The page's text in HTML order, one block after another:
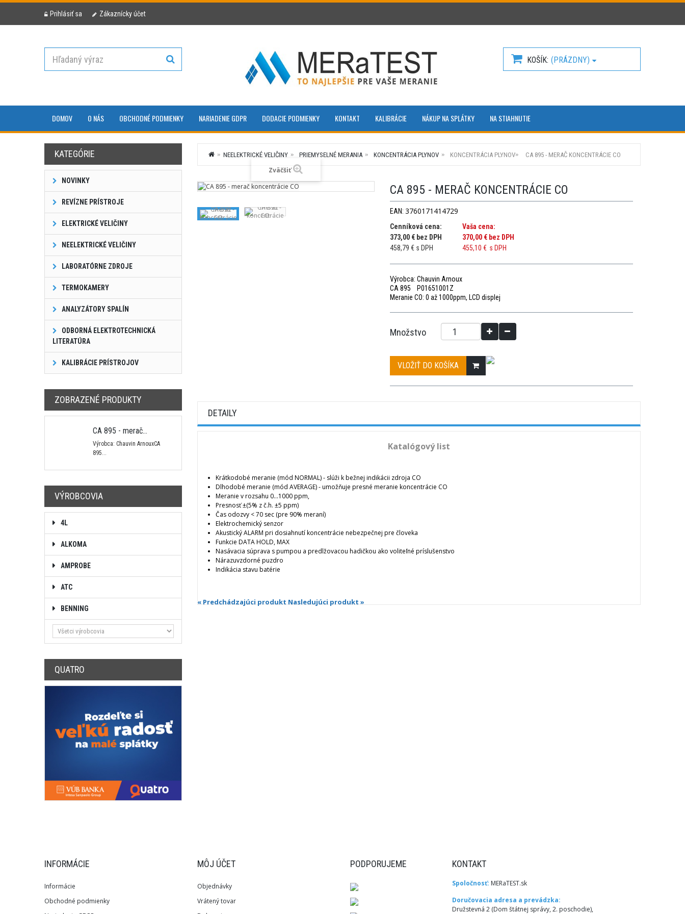
Prihlásiť sa Zákaznícky účet
KOŠÍK (PRÁZDNY)
DOMOV O NÁS OBCHODNÉ PODMIENKY NARIADENIE GDPR DODACIE PODMIENKY KONTAKT KALIBRÁCIE NÁKUP NA SPLÁTKY NA STIAHNUTIE
KATEGÓRIE
NOVINKY
REVÍZNE PRÍSTROJE
ELEKTRICKÉ VELIČINY
NEELEKTRICKÉ VELIČINY
LABORATÓRNE ZDROJE
TERMOKAMERY
ANALYZÁTORY SPALÍN
ODBORNÁ ELEKTROTECHNICKÁ
LITERATÚRA
KALIBRÁCIE PRÍSTROJOV
ZOBRAZENÉ PRODUKTY
CA 895 - merač...
Výrobca: Chauvin ArnouxCA
895...
VÝROBCOVIA
4L
ALKOMA
AMPROBE
ATC
BENNING
QUATRO
NEELEKTRICKÉ VELIČINY PRIEMYSELNÉ MERANIA KONCENTRÁCIA PLYNOV KONCENTRÁCIA PLYNOV CA 895 - MERAČ KONCENTRÁCIE CO
Zväčšiť
CA 895 - MERAČ KONCENTRÁCIE CO
EAN: 3760171414729
Cenníková cena:
373,00 € bez DPH
458,79 € s DPH
Vaša cena:
370,00 € bez DPH
455,10 € s DPH
Výrobca: Chauvin Arnoux
CA 895 P01651001Z
Meranie CO: 0 až 1000ppm, LCD displej
Množstvo
VLOŽIŤ DO KOŠÍKA
DETAILY
Katalógový list
Krátkodobé meranie (mód NORMAL) - slúži k bežnej indikácii zdroja CO
Dlhodobé meranie (mód AVERAGE) - umožňuje presné meranie koncentrácie CO
Meranie v rozsahu 0...1000 ppm,
Presnosť ±(5% z č.h. ±5 ppm)
Čas odozvy < 70 sec (pre 90% meraní)
Elektrochemický senzor
Akustický ALARM pri dosiahnutí koncentrácie nebezpečnej pre človeka
Funkcie DATA HOLD, MAX
Nasávacia súprava s pumpou a predlžovacou hadičkou ako voliteľné príslušenstvo
Nárazuvzdorné puzdro
Indikácia stavu batérie
« Predchádzajúci produkt Nasledujúci produkt »
INFORMÁCIE
Informácie
Obchodné podmienky
MÔJ ÚČET
Objednávky
Vrátený tovar
PODPORUJEME KONTAKT
Spoločnosť: MERaTEST.sk
Doručovacia adresa a prevádzka:
Družstevná 2 (Dom štátnej správy, 2. poschodie),